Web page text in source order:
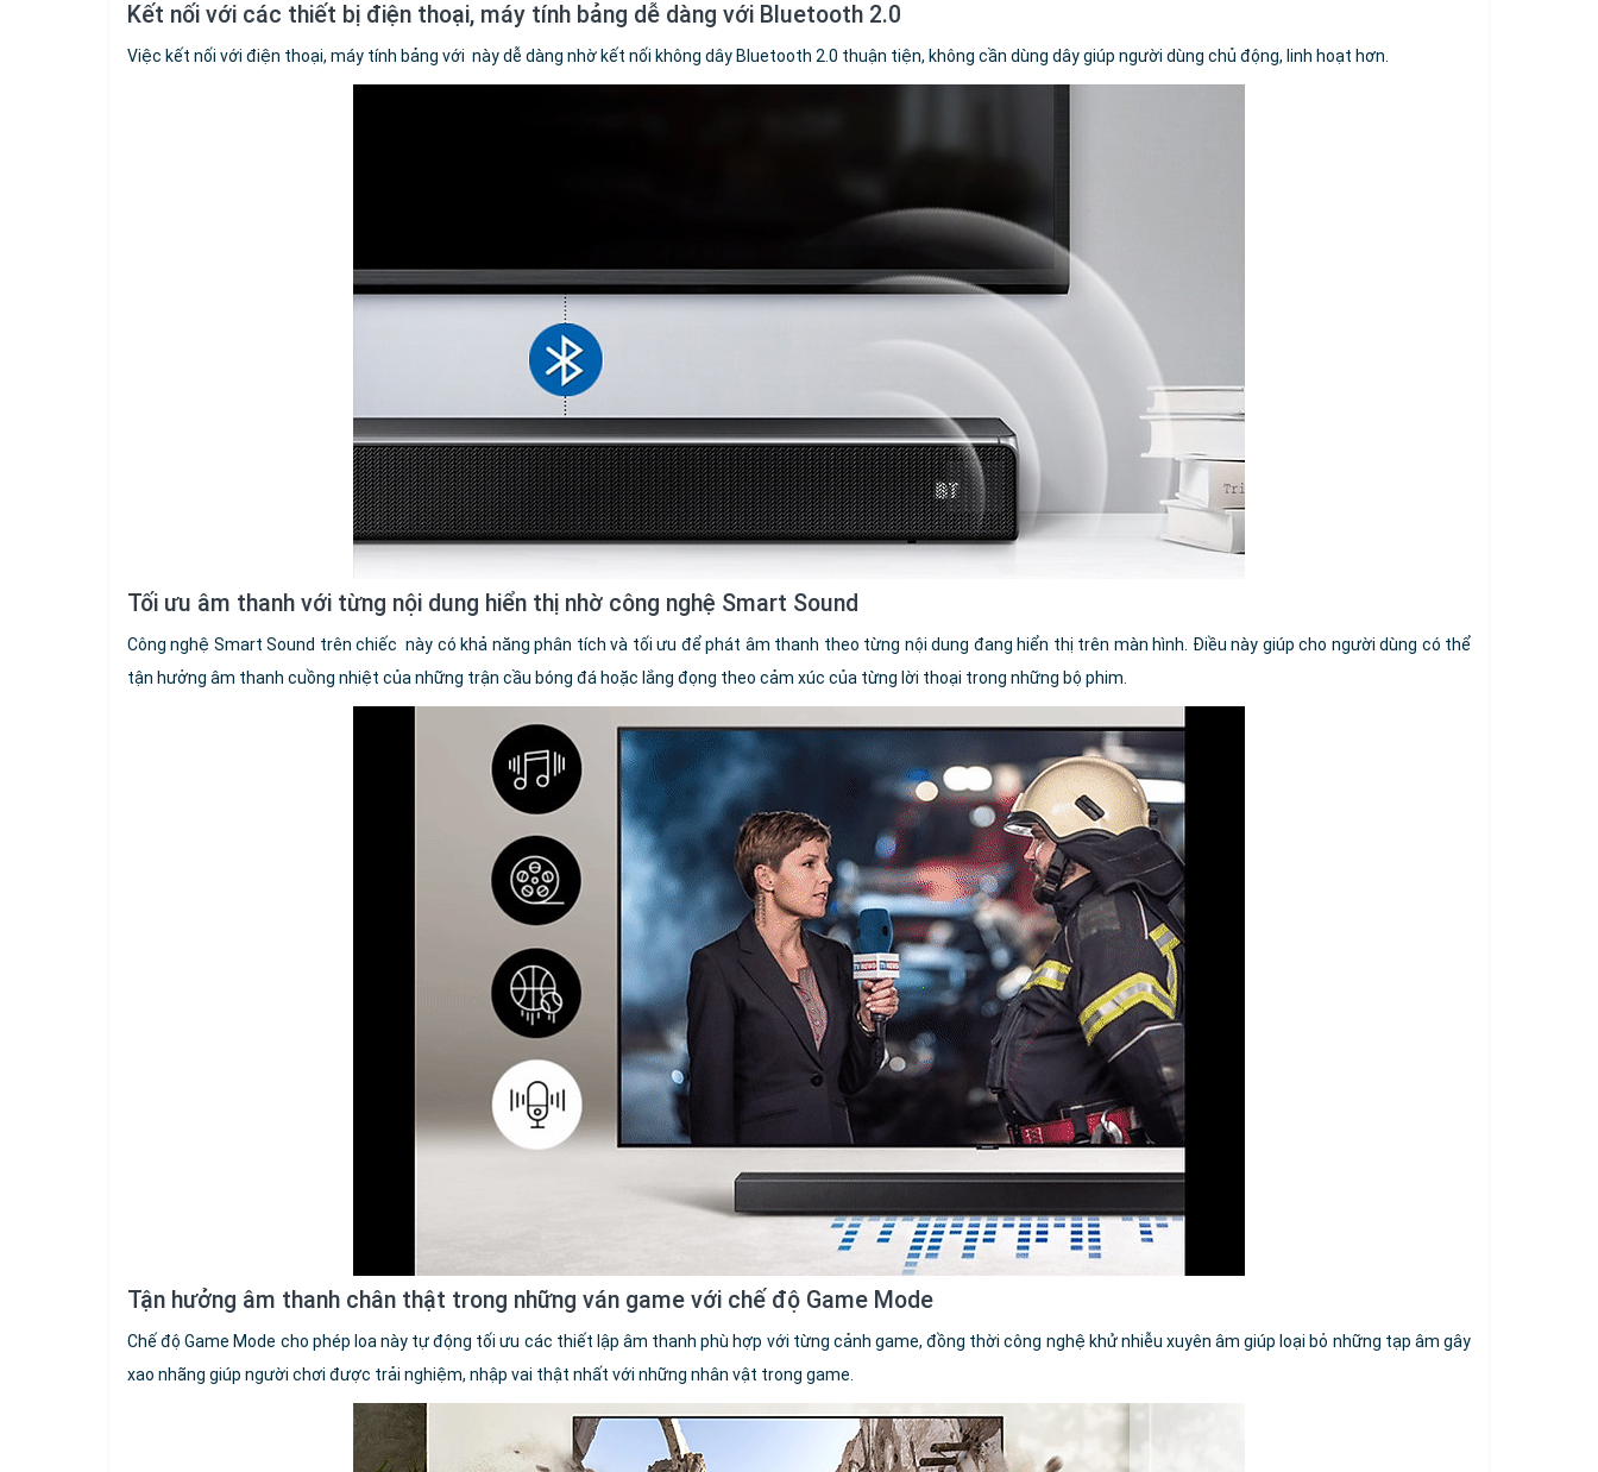
Kết nối với các thiết bị điện thoại, máy tính bảng dễ dàng với Bluetooth 2.0
Việc kết nối với điện thoại, máy tính bảng với này dễ dàng nhờ kết nối không dây Bluetooth 2.0 thuận tiện, không cần dùng dây giúp người dùng chủ động, linh hoạt hơn.
Tối ưu âm thanh với từng nội dung hiển thị nhờ công nghệ Smart Sound
Công nghệ Smart Sound trên chiếc này có khả năng phân tích và tối ưu để phát âm thanh theo từng nội dung đang hiển thị trên màn hình. Điều này giúp cho người dùng có thể
tận hưởng âm thanh cuồng nhiệt của những trận cầu bóng đá hoặc lắng đọng theo cảm xúc của từng lời thoại trong những bộ phim.
Tận hưởng âm thanh chân thật trong những ván game với chế độ Game Mode
Chế độ Game Mode cho phép loa này tự động tối ưu các thiết lập âm thanh phù hợp với từng cảnh game, đồng thời công nghệ khử nhiễu xuyên âm giúp loại bỏ những tạp âm gây
xao nhãng giúp người chơi được trải nghiệm, nhập vai thật nhất với những nhân vật trong game.